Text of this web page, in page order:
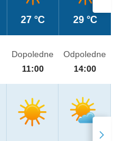
27 °C 29 °C
Dopoledne
11:00
Odpoledne
14:00